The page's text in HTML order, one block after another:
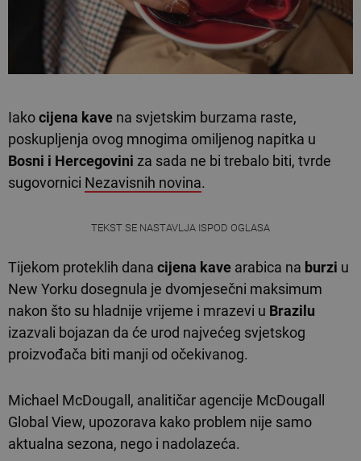
Iakocijena kave na svjetskim burzama raste,
poskupljenja ovog mnogima omiljenog napitka u
Bosni i Hercegovini za sada ne bi trebalo biti, tvrde
sugovornici Nezavisnih novina.
TEKST SE NASTAVLJA ISPOD OGLASA
Tijekom proteklih dana cijena kave arabica na burzi u
New Yorku dosegnula je dvomjesečni maksimum
nakon što su hladnije vrijeme i mrazevi u Brazilu
izazvali bojazan da će urod najvećeg svjetskog
proizvođača biti manji od očekivanog.
Michael McDougall, analitičar agencije McDougall
Global View, upozorava kako problem nije samo
aktualna sezona, nego i nadolazeća.